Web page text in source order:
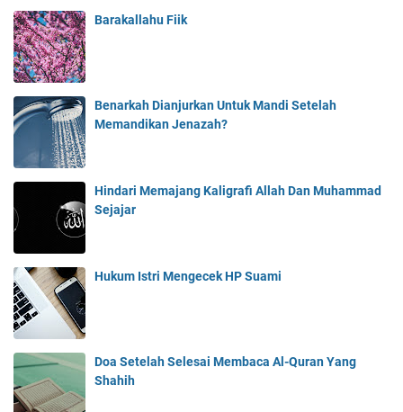
Barakallahu Fiik
Benarkah Dianjurkan Untuk Mandi Setelah
Memandikan Jenazah?
Hindari Memajang Kaligrafi Allah Dan Muhammad
Sejajar
Hukum Istri Mengecek HP Suami
Doa Setelah Selesai Membaca Al-Quran Yang
Shahih